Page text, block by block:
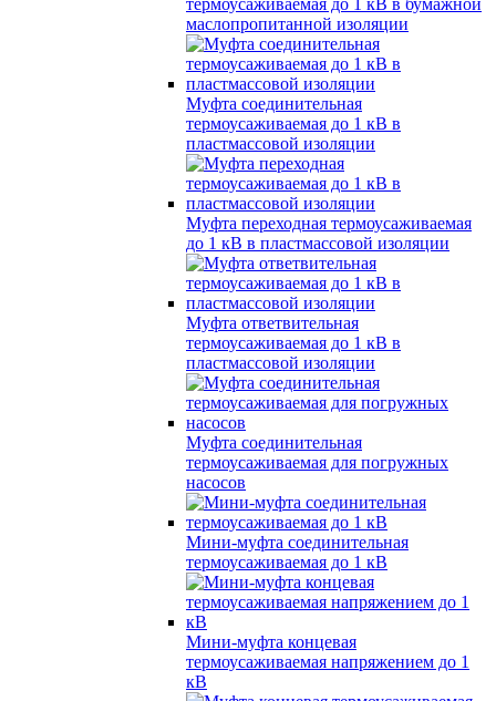
термоусаживаемая до 1 кВ в бумажной
маслопропитанной изоляции
Муфта соединительная
термоусаживаемая до 1 кВ в
пластмассовой изоляции
Муфта переходная термоусаживаемая
до 1 кВ в пластмассовой изоляции
Муфта ответвительная
термоусаживаемая до 1 кВ в
пластмассовой изоляции
Муфта соединительная
термоусаживаемая для погружных
насосов
Мини-муфта соединительная
термоусаживаемая до 1 кВ
Мини-муфта концевая
термоусаживаемая напряжением до 1
кВ